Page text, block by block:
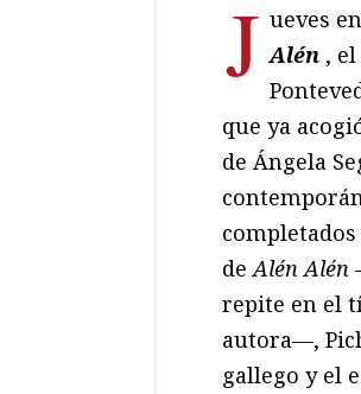
J ueves
Alén ,
que ya
de Ángela
deAlén Alén
repite en el
autora—,
gallego y el